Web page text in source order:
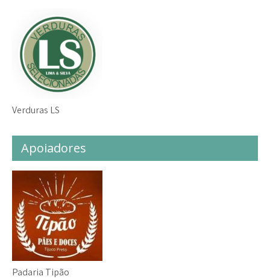
Verduras LS
Apoiadores
Padaria Tipão